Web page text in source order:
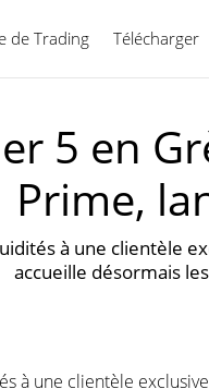
de Trading Télécharger
5 en
Prime,
à une clientèle
accueille désormais
à une clientèle